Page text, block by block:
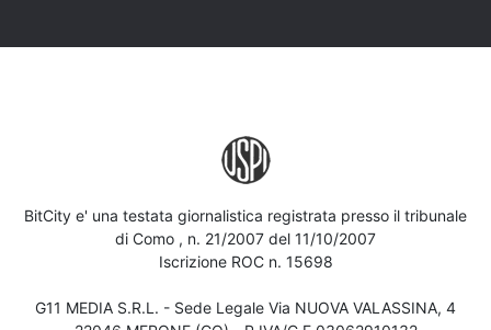
BitCity e' una testata giornalistica registrata presso il tribunale
di Como , n. 21/2007 del 11/10/2007
Iscrizione ROC n. 15698
G11 MEDIA S.R.L. - Sede Legale Via NUOVA VALASSINA, 4